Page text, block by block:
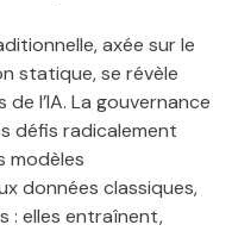
axée sur le
statique, se révèle
l’IA. La gouvernance
défis radicalement
modèles
données classiques,
: elles entraînent,